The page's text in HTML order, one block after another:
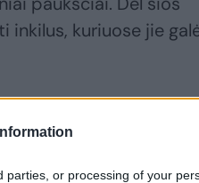
parties, or processing of your
inkilus, kuriuose jie
pirmųjų sparnuočių,
paukščiai
– ima perėti.